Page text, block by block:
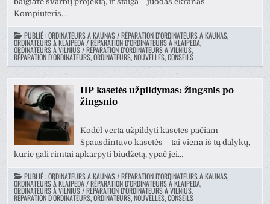
Kompiuteris…
PUBLIÉ :ORDINATEURS À KAUNAS / RÉPARATION D'ORDINATEURS À KAUNAS,
ORDINATEURS À KLAIPEDA / RÉPARATION D'ORDINATEURS À KLAIPEDA,
ORDINATEURS À VILNIUS / RÉPARATION D'ORDINATEURS À VILNIUS,
RÉPARATION D'ORDINATEURS, ORDINATEURS, NOUVELLES, CONSEILS
HP kasetės užpildymas: žingsnis po
žingsnio
Kodėl verta užpildyti kasetes pačiam
Spausdintuvo kasetės – tai viena iš tų dalykų,
kurie gali rimtai apkarpyti biudžetą, ypač jei…
PUBLIÉ :ORDINATEURS À KAUNAS / RÉPARATION D'ORDINATEURS À KAUNAS,
ORDINATEURS À KLAIPEDA / RÉPARATION D'ORDINATEURS À KLAIPEDA,
ORDINATEURS À VILNIUS / RÉPARATION D'ORDINATEURS À VILNIUS,
RÉPARATION D'ORDINATEURS, ORDINATEURS, NOUVELLES, CONSEILS